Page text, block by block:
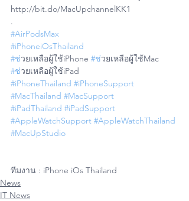
http://bit.do/MacUpchannelKK1
.
#AirPodsMax
#iPhoneiOsThailand
#ช่วยเหลือผู้ใช้iPhone #ช่วยเหลือผู้ใช้Mac
#ช่วยเหลือผู้ใช้iPad
#iPhoneThailand #iPhoneSupport
#MacThailand #MacSupport
#iPadThailand #iPadSupport
#AppleWatchSupport #AppleWatchThailand
#MacUpStudio
ทีมงาน : iPhone iOs Thailand
News
IT News